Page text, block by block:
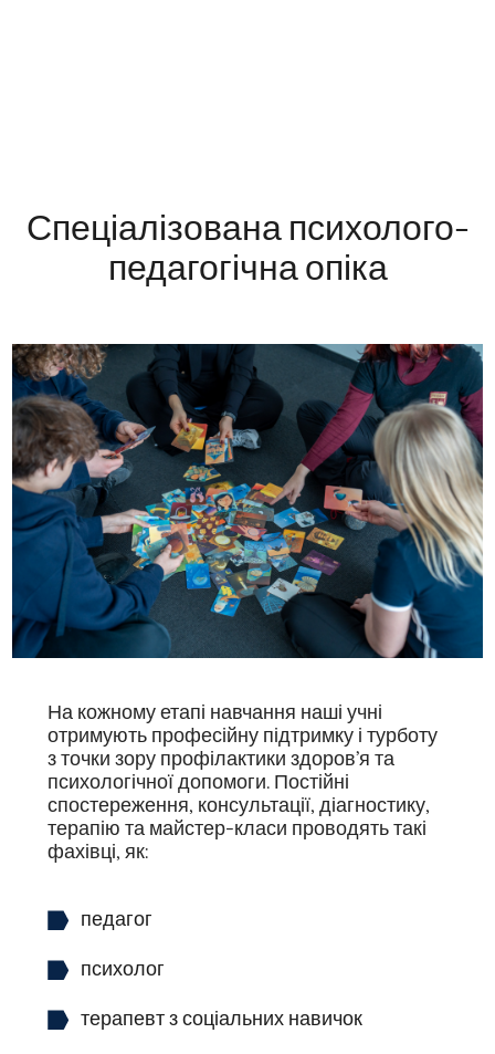
Спеціалізована психолого-
педагогічна опіка
На кожному етапі навчання наші учні
отримують професійну підтримку і турботу
з точки зору профілактики здоров’я та
психологічної допомоги. Постійні
спостереження, консультації, діагностику,
терапію та майстер-класи проводять такі
фахівці, як:
педагог
психолог
терапевт з соціальних навичок